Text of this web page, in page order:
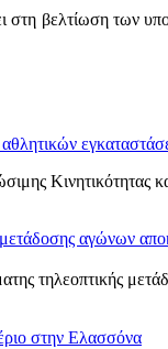
στη βελτίωση των
αγώνων
τηλεοπτικής
στην Ελασσόνα